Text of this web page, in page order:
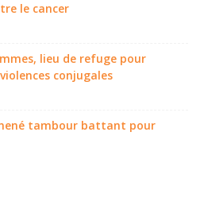
le cancer
lieu de refuge pour
conjugales
tambour battant pour